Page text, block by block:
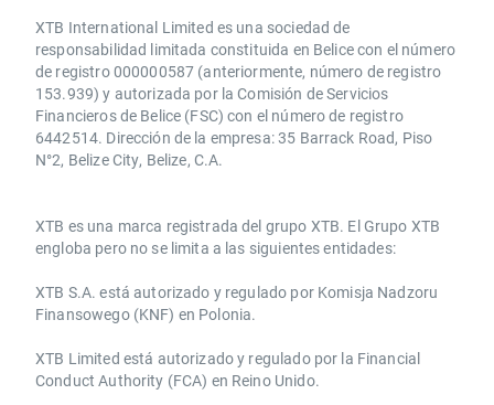
XTB International Limited es una sociedad de
responsabilidad limitada constituida en Belice con el número
de registro 000000587 (anteriormente, número de registro
153.939) y autorizada por la Comisión de Servicios
Financieros de Belice (FSC) con el número de registro
6442514. Dirección de la empresa: 35 Barrack Road, Piso
N°2, Belize City, Belize, C.A.
​​XTB es una marca registrada del grupo XTB. El Grupo XTB
engloba pero no se limita a las siguientes entidades:
XTB S.A.​ está autorizado y regulado por Komisja Nadzoru
Finansowego (KNF) ​en Polonia.
XTB Limited ​está autorizado y regulado por la ​Financial
Conduct Authority ​(FCA) en ​​Reino Unido.